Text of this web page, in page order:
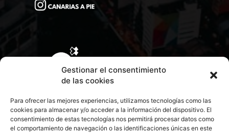
Gestionar el consentimiento
de las cookies
Para ofrecer las mejores experiencias, utilizamos tecnologías como las
cookies para almacenar y/o acceder a la información del dispositivo. El
consentimiento de estas tecnologías nos permitirá procesar datos como
el comportamiento de navegación o las identificaciones únicas en este